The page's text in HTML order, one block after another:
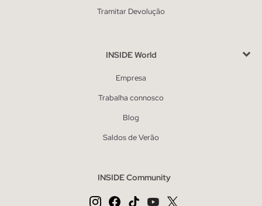
Tramitar Devolução
INSIDE World
Empresa
Trabalha connosco
Blog
Saldos de Verão
INSIDE Community